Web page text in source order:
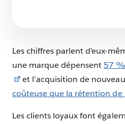
Les chiffres parlent d’eux-
une marque dépensent 57
et l’acquisition de
coûteuse que la rétention de
Les clients loyaux font